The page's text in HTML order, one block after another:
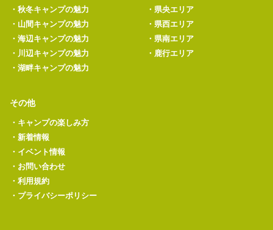
・ 秋冬キャンプの魅力
・ 山間キャンプの魅力
・ 海辺キャンプの魅力
・ 川辺キャンプの魅力
・ 湖畔キャンプの魅力
・ 県央エリア
・ 県西エリア
・ 県南エリア
・ 鹿行エリア
その他
・ キャンプの楽しみ方
・ 新着情報
・ イベント情報
・ お問い合わせ
・ 利用規約
・ プライバシーポリシー